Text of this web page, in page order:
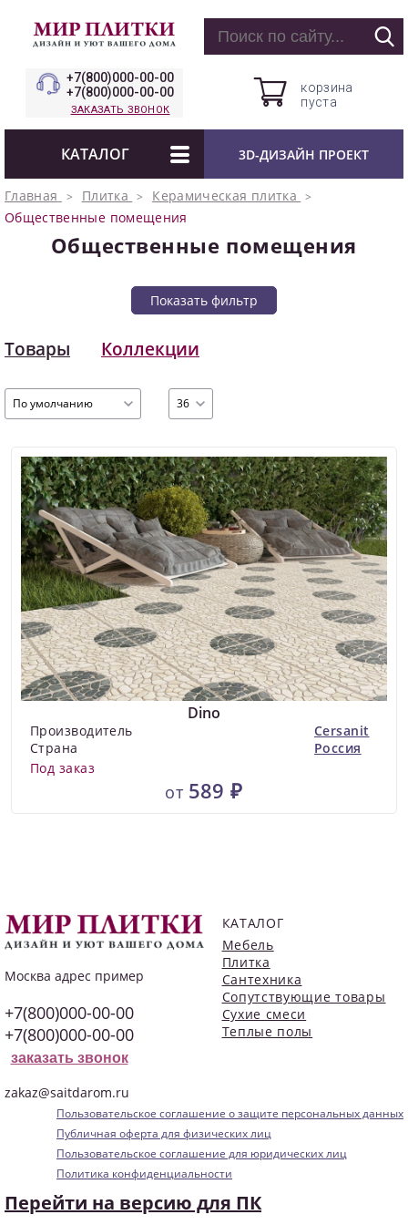
+7(800)000-00-00
+7(800)000-00-00
ЗАКАЗАТЬ ЗВОНОК
корзина
пуста
КАТАЛОГ 3D-ДИЗАЙН ПРОЕКТ
Главная Плитка
Керамическая плитка
Общественные помещения
Общественные помещения
Показать фильтр
Товары Коллекции
По умолчанию 36
Dino
Производитель
Cersanit
Страна
Россия
Под заказ
от 589 ₽
Москва адрес пример
+7(800)000-00-00
+7(800)000-00-00
заказать звонок
zakaz@saitdarom.ru
КАТАЛОГ
Мебель
Плитка
Сантехника
Сопутствующие товары
Сухие смеси
Теплые полы
Пользовательское соглашение о защите персональных данных
Публичная оферта для физических лиц
Пользовательское соглашение для юридических лиц
Политика конфиденциальности
Перейти на версию для ПК